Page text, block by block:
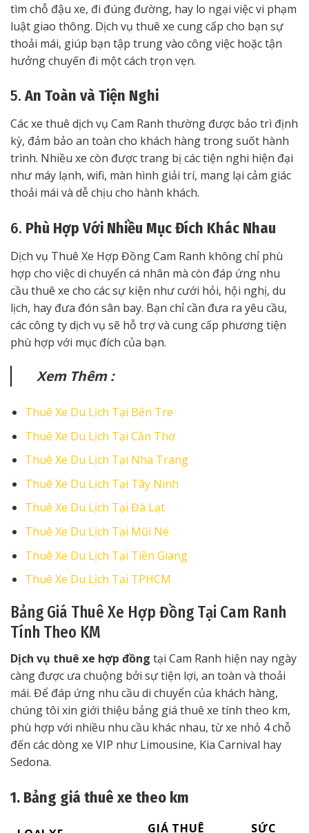
tìm chỗ đậu xe, đi đúng đường, hay lo ngại việc vi phạm
luật giao thông. Dịch vụ thuê xe cung cấp cho bạn sự
thoải mái, giúp bạn tập trung vào công việc hoặc tận
hưởng chuyến đi một cách trọn vẹn.
5. An Toàn và Tiện Nghi
Các xe thuê dịch vụ Cam Ranh thường được bảo trì định
kỳ, đảm bảo an toàn cho khách hàng trong suốt hành
trình. Nhiều xe còn được trang bị các tiện nghi hiện đại
như máy lạnh, wifi, màn hình giải trí, mang lại cảm giác
thoải mái và dễ chịu cho hành khách.
6. Phù Hợp Với Nhiều Mục Đích Khác Nhau
Dịch vụ Thuê Xe Hợp Đồng Cam Ranh không chỉ phù
hợp cho việc di chuyển cá nhân mà còn đáp ứng nhu
cầu thuê xe cho các sự kiện như cưới hỏi, hội nghị, du
lịch, hay đưa đón sân bay. Bạn chỉ cần đưa ra yêu cầu,
các công ty dịch vụ sẽ hỗ trợ và cung cấp phương tiện
phù hợp với mục đích của bạn.
Xem Thêm :
Thuê Xe Du Lịch Tại Bến Tre
Thuê Xe Du Lịch Tại Cần Thơ
Thuê Xe Du Lịch Tại Nha Trang
Thuê Xe Du Lịch Tại Tây Ninh
Thuê Xe Du Lịch Tại Đà Lạt
Thuê Xe Du Lịch Tại Mũi Né
Thuê Xe Du Lịch Tại Tiền Giang
Thuê Xe Du Lịch Tại TPHCM
Bảng Giá Thuê Xe Hợp Đồng Tại Cam Ranh
Tính Theo KM
Dịch vụ thuê xe hợp đồng tại Cam Ranh hiện nay ngày
càng được ưa chuộng bởi sự tiện lợi, an toàn và thoải
mái. Để đáp ứng nhu cầu di chuyển của khách hàng,
chúng tôi xin giới thiệu bảng giá thuê xe tính theo km,
phù hợp với nhiều nhu cầu khác nhau, từ xe nhỏ 4 chỗ
đến các dòng xe VIP như Limousine, Kia Carnival hay
Sedona.
1. Bảng giá thuê xe theo km
GIÁ THUÊ SỨC